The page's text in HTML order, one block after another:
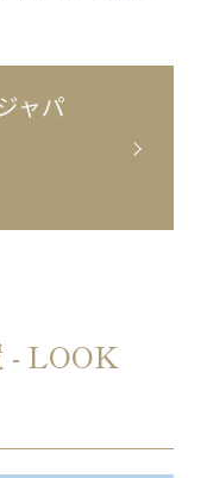
ャパ
- LOOK